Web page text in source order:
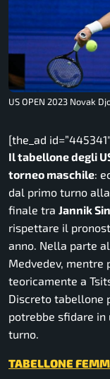
US OPEN 2023 Novak
[the_ad
Il tabellone degli
torneo maschile:
dal primo turno
finale tra Jannik
rispettare il
anno. Nella parte
Medvedev, mentre
teoricamente a
Discreto tabellone
potrebbe sfidare in
turno.
TABELLONE